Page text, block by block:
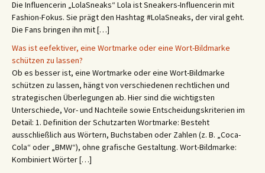
Die Influencerin „LolaSneaks“ Lola ist Sneakers-Influencerin mit
Fashion-Fokus. Sie prägt den Hashtag #LolaSneaks, der viral geht.
Die Fans bringen ihn mit […]
Was ist eefektiver, eine Wortmarke oder eine Wort-Bildmarke
schützen zu lassen?
Ob es besser ist, eine Wortmarke oder eine Wort-Bildmarke
schützen zu lassen, hängt von verschiedenen rechtlichen und
strategischen Überlegungen ab. Hier sind die wichtigsten
Unterschiede, Vor- und Nachteile sowie Entscheidungskriterien im
Detail: 1. Definition der Schutzarten Wortmarke: Besteht
ausschließlich aus Wörtern, Buchstaben oder Zahlen (z. B. „Coca-
Cola“ oder „BMW“), ohne grafische Gestaltung. Wort-Bildmarke:
Kombiniert Wörter […]